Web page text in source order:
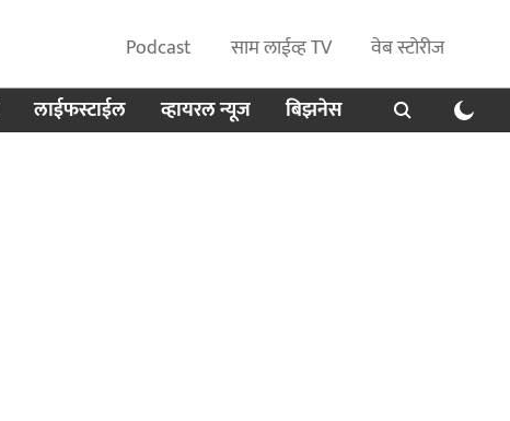
Podcast साम लाईव्ह TV
वेब स्टोरीज
लाईफस्टाईल व्हायरल न्यूज बिझनेस